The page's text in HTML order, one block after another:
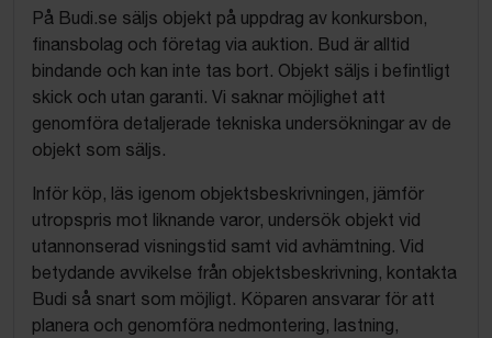
På Budi.se säljs objekt på uppdrag av konkursbon,
finansbolag och företag via auktion. Bud är alltid
bindande och kan inte tas bort. Objekt säljs i befintligt
skick och utan garanti. Vi saknar möjlighet att
genomföra detaljerade tekniska undersökningar av de
objekt som säljs.
Inför köp, läs igenom objektsbeskrivningen, jämför
utropspris mot liknande varor, undersök objekt vid
utannonserad visningstid samt vid avhämtning. Vid
betydande avvikelse från objektsbeskrivning, kontakta
Budi så snart som möjligt. Köparen ansvarar för att
planera och genomföra nedmontering, lastning,